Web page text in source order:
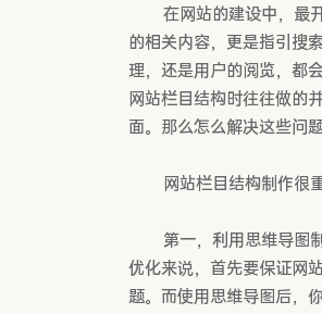
在网站的建设中，最开
的相关内容，更是指引搜
理，还是用户的阅览，都
网站栏目结构时往往做的
面。那么怎么解决这些问
网站栏目结构制作很
第一，利用思维导图制
优化来说，首先要保证网
题。而使用思维导图后，